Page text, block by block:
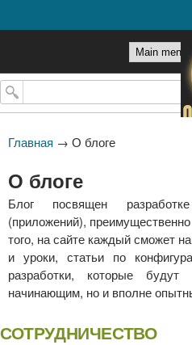
Поиск
Главная → О блоге
О блоге
Блог посвящен
(приложений),
того, на сайте каждый сможет
и уроки, статьи по
разработки, которые
начинающим, но и вполне
СОТРУДНИЧЕСТВО